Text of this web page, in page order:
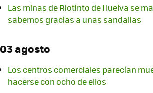
Las minas de Riotinto de Huelva se
sabemos gracias a unas sandalias
03 agosto
Los centros comerciales parecían
hacerse con ocho de ellos